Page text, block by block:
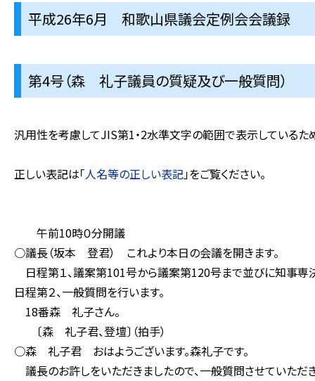
平成26年6月 和歌山県議会定例会会議録
第4号（森 礼子議員の質疑及び一般質問）
汎用性を考慮してJIS第1・2水準文字の範囲で表示しているた
正しい表記は「人名等の正しい表記」をご覧ください。
午前10時０分開議
○議長（坂本 登君） これより本日の会議を開きます。
日程第１、議案第101号から議案第120号まで並びに知事専
日程第２、一般質問を行います。
18番森 礼子さん。
〔森 礼子君、登壇〕（拍手）
○森 礼子君 おはようございます。森礼子です。
議長のお許しをいただきましたので、一般質問させていただ